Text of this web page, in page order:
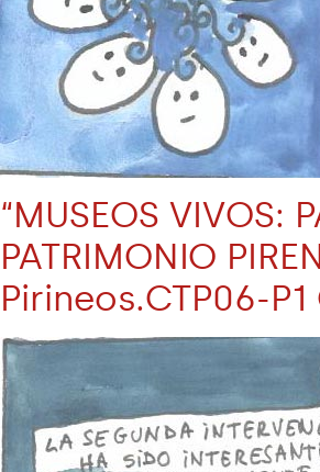
“MUSEOS VIVOS:
PATRIMONIO
Pirineos.CTP06-